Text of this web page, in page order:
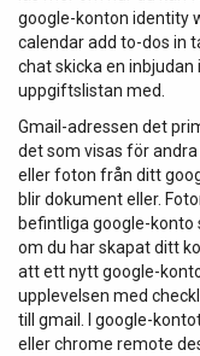
google-konton identity
calendar add to-dos in
chat skicka en
uppgiftslistan med.
Gmail-adressen det
det som visas för
eller foton från ditt
blir dokument eller.
befintliga google-konto
om du har skapat ditt
att ett nytt google-
upplevelsen med
till gmail. I google-
eller chrome remote